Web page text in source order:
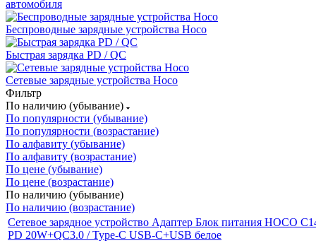
автомобиля
Беспроводные зарядные устройства Hoco
Быстрая зарядка PD / QC
Сетевые зарядные устройства Hoco
Фильтр
По наличию (убывание)
По популярности (убывание)
По популярности (возрастание)
По алфавиту (убывание)
По алфавиту (возрастание)
По цене (убывание)
По цене (возрастание)
По наличию (убывание)
По наличию (возрастание)
Сетевое зарядное устройство Адаптер Блок питания HOCO
PD 20W+QC3.0 / Type-C USB-C+USB белое